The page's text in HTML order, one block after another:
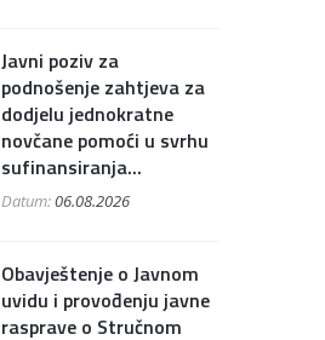
Javni poziv za
podnošenje zahtjeva za
dodjelu jednokratne
novčane pomoći u svrhu
sufinansiranja...
Datum:06.08.2026
Obavještenje o Javnom
uvidu i provođenju javne
rasprave o Stručnom